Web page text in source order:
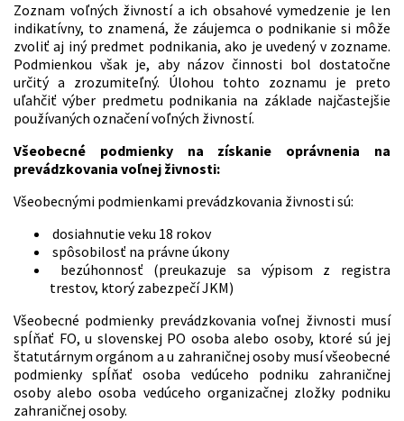
Zoznam voľných živností a ich obsahové vymedzenie je len
indikatívny, to znamená, že záujemca o podnikanie si môže
zvoliť aj iný predmet podnikania, ako je uvedený v zozname.
Podmienkou však je, aby názov činnosti bol dostatočne
určitý a zrozumiteľný. Úlohou tohto zoznamu je preto
uľahčiť výber predmetu podnikania na základe najčastejšie
používaných označení voľných živností.
Všeobecné podmienky na získanie oprávnenia na
prevádzkovania voľnej živnosti:
Všeobecnými podmienkami prevádzkovania živnosti sú:
dosiahnutie veku 18 rokov
spôsobilosť na právne úkony
bezúhonnosť (preukazuje sa výpisom z registra
trestov, ktorý zabezpečí JKM)
Všeobecné podmienky prevádzkovania voľnej živnosti musí
spĺňať FO, u slovenskej PO osoba alebo osoby, ktoré sú jej
štatutárnym orgánom a u zahraničnej osoby musí všeobecné
podmienky spĺňať osoba vedúceho podniku zahraničnej
osoby alebo osoba vedúceho organizačnej zložky podniku
zahraničnej osoby.